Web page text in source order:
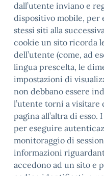
dall’utente inviano e
dispositivo mobile, per
stessi siti alla
cookie un sito ricorda
dell’utente (come, ad
lingua prescelta, le
impostazioni di
non debbano essere
l’utente torni a visitare
pagina all’altra di
per eseguire
monitoraggio di
informazioni
accedono ad un sito e